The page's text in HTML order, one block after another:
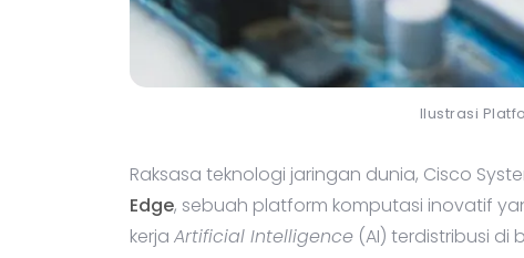
Ilustrasi
Raksasa teknologi jaringan dunia, Cisco
Edge, sebuah platform komputasi inovatif
kerja Artificial Intelligence (AI) terdistribusi di